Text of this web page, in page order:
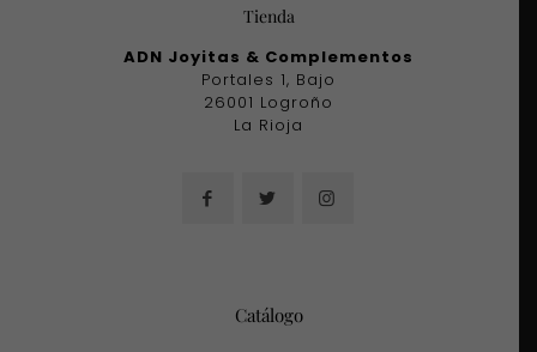
Tienda
ADN Joyitas & Complementos
Portales 1, Bajo
26001 Logroño
La Rioja
Catálogo